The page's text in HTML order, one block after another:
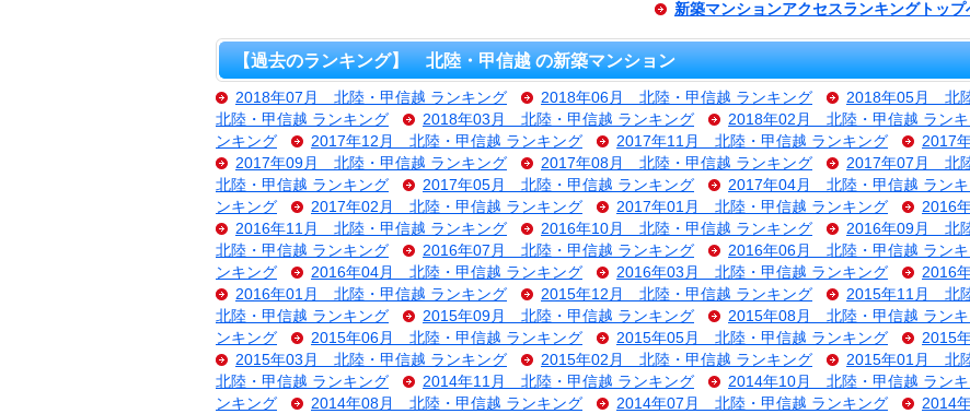
新築マンションアクセスランキングトップ
【過去のランキング】 北陸・甲信越 の新築マンション
2018年07月 北陸・甲信越 ランキング 2018年06月 北陸・甲信越 ランキング 2018年05月 北
北陸・甲信越 ランキング
2018年03月 北陸・甲信越 ランキング 2018年02月 北陸・甲信越 ラン
ンキング
2017年12月 北陸・甲信越 ランキング 2017年11月 北陸・甲信越 ランキング
2017
2017年09月 北陸・甲信越 ランキング
2017年08月 北陸・甲信越 ランキング 2017年07月 北
北陸・甲信越 ランキング
2017年05月 北陸・甲信越 ランキング 2017年04月 北陸・甲信越 ラン
ンキング
2017年02月 北陸・甲信越 ランキング 2017年01月 北陸・甲信越 ランキング
2016
2016年11月 北陸・甲信越 ランキング
2016年10月 北陸・甲信越 ランキング 2016年09月 北
北陸・甲信越 ランキング
2016年07月 北陸・甲信越 ランキング 2016年06月 北陸・甲信越 ラン
ンキング
2016年04月 北陸・甲信越 ランキング 2016年03月 北陸・甲信越 ランキング
2016
2016年01月 北陸・甲信越 ランキング
2015年12月 北陸・甲信越 ランキング 2015年11月 北
北陸・甲信越 ランキング
2015年09月 北陸・甲信越 ランキング 2015年08月 北陸・甲信越 ラン
ンキング
2015年06月 北陸・甲信越 ランキング 2015年05月 北陸・甲信越 ランキング
2015
2015年03月 北陸・甲信越 ランキング
2015年02月 北陸・甲信越 ランキング 2015年01月 北
北陸・甲信越 ランキング
2014年11月 北陸・甲信越 ランキング 2014年10月 北陸・甲信越 ラン
ンキング
2014年08月 北陸・甲信越 ランキング 2014年07月 北陸・甲信越 ランキング
2014